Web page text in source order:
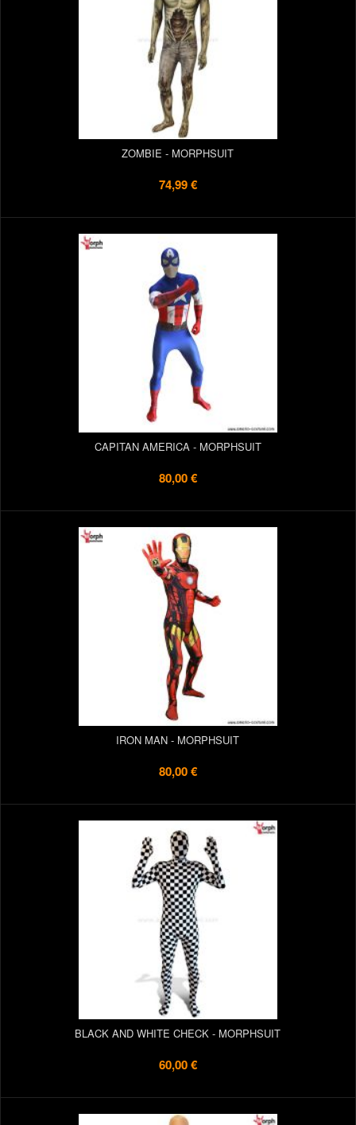
ZOMBIE - MORPHSUIT
74,99 €
CAPITAN AMERICA - MORPHSUIT
80,00 €
IRON MAN - MORPHSUIT
80,00 €
BLACK AND WHITE CHECK - MORPHSUIT
60,00 €